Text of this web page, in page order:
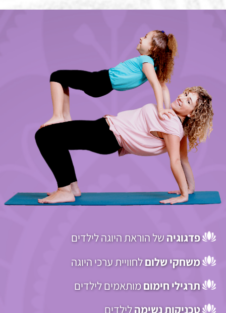
פדגוגיהשל הוראת היוגה לילדים
משחקי שלוםלחוויית ערכי היוגה
תרגילי חימוםמותאמים לילדים
טכניקות נשימהלילדים